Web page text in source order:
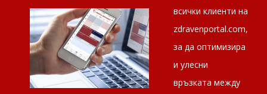
всички клиенти на
zdravenportal.com,
за да оптимизира
и улесни
връзката между